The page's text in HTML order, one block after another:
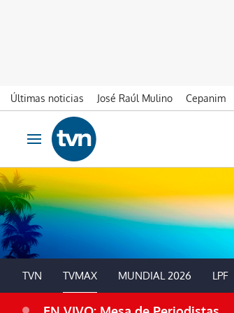
Últimas noticias José Raúl Mulino Cepanim
Ir al contenido
Obrir navegació
TVN TVMAX MUNDIAL 2026 LPF